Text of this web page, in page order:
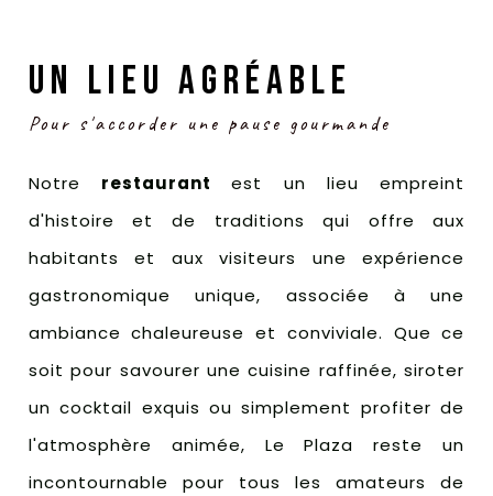
UN LIEU AGRÉABLE
Pour s'accorder une pause gourmande
Notre restaurantest un lieu empreint
d'histoire et de traditions qui offre aux
habitants et aux visiteurs une expérience
gastronomique unique, associée à une
ambiance chaleureuse et conviviale. Que ce
soit pour savourer une cuisine raffinée, siroter
un cocktail exquis ou simplement profiter de
l'atmosphère animée, Le Plaza reste un
incontournable pour tous les amateurs de